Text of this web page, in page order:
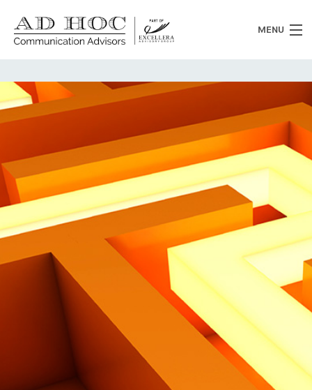
MENU
Chi siamo
Cosa facciamo
News
Clienti
Heritage
Lavora con noi
Contatti